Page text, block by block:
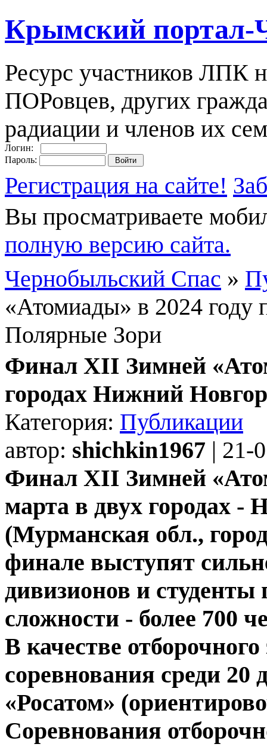
Крымский портал-
Ресурс участников ЛПК
ПОРовцев, других
радиации и членов их
Логин:
Пароль:
Регистрация на сайте!
Вы просматриваете
полную версию сайта.
Чернобыльский Спас »
«Атомиады» в 2024 году
Полярные Зори
Финал XII Зимней
городах Нижний
Категория: Публикации
автор: shichkin1967 | 21-
Финал XII Зимней
марта в двух городах
(Мурманская обл.,
финале выступят
дивизионов и
сложности - более 700
В качестве
соревнования среди 20
«Росатом»
Соревнования